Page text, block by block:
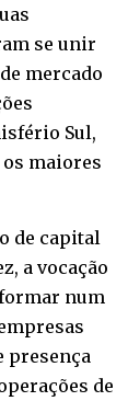
se unir
mercado
Sul,
maiores
de capital
a vocação
num
presença
de